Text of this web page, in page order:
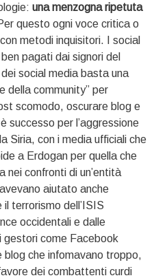
una menzogna ripetuta
questo ogni voce critica o
metodi inquisitori. I social
pagati dai signori del
social media basta una
della community” per
scomodo, oscurare blog e
successo per l’aggressione
Siria, con i media ufficiali che
a Erdogan per quella che
nei confronti di un’entità
aiutato anche
il terrorismo dell’ISIS
occidentali e dalle
gestori come Facebook
blog che infomavano troppo,
dei combattenti curdi